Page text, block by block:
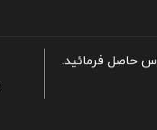
حاصل فرمائید.